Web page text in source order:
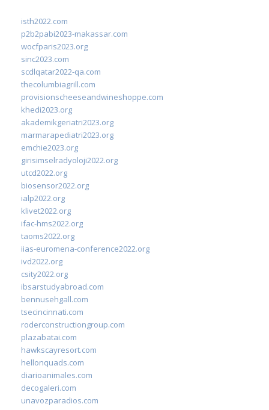
isth2022.com
p2b2pabi2023-makassar.com
wocfparis2023.org
sinc2023.com
scdlqatar2022-qa.com
thecolumbiagrill.com
provisionscheeseandwineshoppe.com
khedi2023.org
akademikgeriatri2023.org
marmarapediatri2023.org
emchie2023.org
girisimselradyoloji2022.org
utcd2022.org
biosensor2022.org
ialp2022.org
klivet2022.org
ifac-hms2022.org
taoms2022.org
iias-euromena-conference2022.org
ivd2022.org
csity2022.org
ibsarstudyabroad.com
bennusehgall.com
tsecincinnati.com
roderconstructiongroup.com
plazabatai.com
hawkscayresort.com
hellonquads.com
diarioanimales.com
decogaleri.com
unavozparadios.com